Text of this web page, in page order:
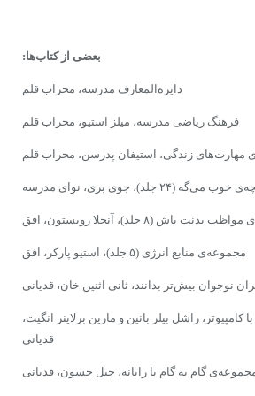
بعضى از کتاب‌ها:
دایره‌المعارف مدرسه، محراب قلم
فرهنگ ریاضى مدرسه، میلز استیو، محراب قلم
مهارت‌هاى‌ زندگى، استیفان پدرسن، محراب قلم
(۲۴ جلد)، جوى برى، نواى مدرسه
باش (۸ جلد)، آنجلا رویستون، افق
مجموعه‌ى‌ منابع انرژى (۵ جلد)، استیو پارکر، افق
نوجوان بیش‌تر بدانند، ثانى اثنین خان، قدیانى
راشل بیلر بانین و مارین برلاینر انگیت،
قدیانى
گام به گام با رایانه، جیل جسون، قدیانى